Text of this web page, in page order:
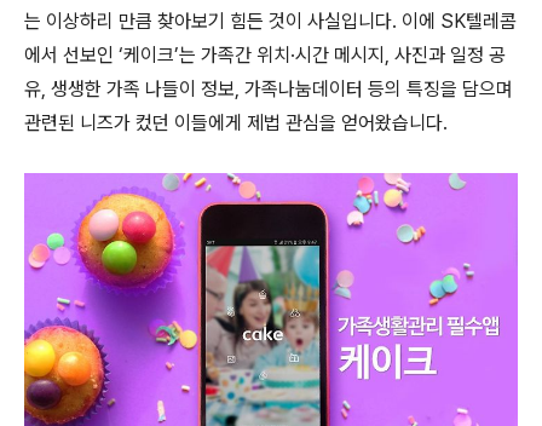
는 이상하리 만큼 찾아보기 힘든 것이 사실입니다. 이에 SK텔레콤
에서 선보인 ‘케이크’는 가족간 위치·시간 메시지, 사진과 일정 공
유, 생생한 가족 나들이 정보, 가족나눔데이터 등의 특징을 담으며
관련된 니즈가 컸던 이들에게 제법 관심을 얻어왔습니다.